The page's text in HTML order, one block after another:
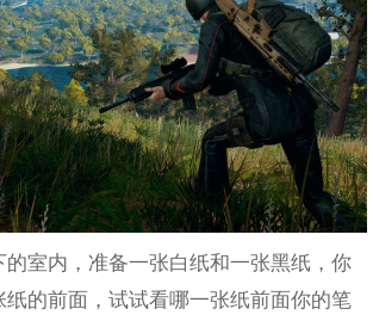
室内，准备一张白纸和一张黑纸，你
纸的前面，试试看哪一张纸前面你的笔